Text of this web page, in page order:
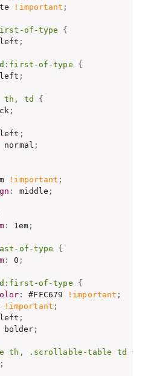
!important ;
of-type
{
;
of-type
{
;
th, td
{
;
;
normal ;
!important ;
: middle ;
: 1em ;
of-type
{
: 0 ;
of-type
{
: #FFC679 !important ;
!important ;
;
bolder ;
th, .scrollable-table td
{
;